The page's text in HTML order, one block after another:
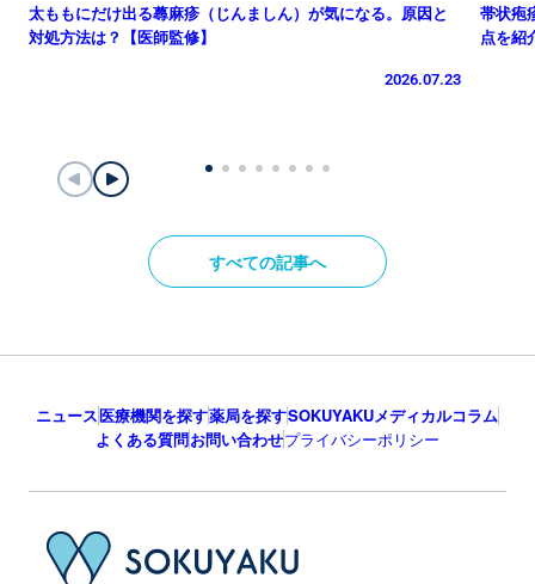
太ももにだけ出る蕁麻疹（じんましん）が気になる。原因と
対処方法は？【医師監修】
2026.07.23
帯状疱
点を紹
すべての記事へ
ニュース医療機関を探す薬局を探すSOKUYAKUメディカルコラム
よくある質問お問い合わせプライバシーポリシー